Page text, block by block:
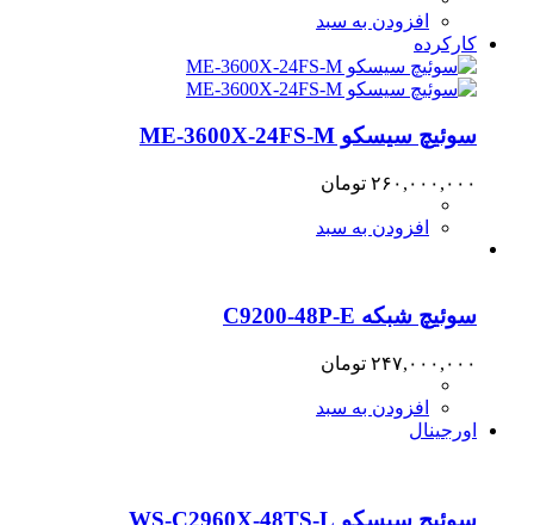
افزودن به سبد
کارکرده
سوئیچ سیسکو ME-3600X-24FS-M
۲۶۰,۰۰۰,۰۰۰ تومان
افزودن به سبد
سوئیچ شبکه C9200-48P-E
۲۴۷,۰۰۰,۰۰۰ تومان
افزودن به سبد
اورجینال
سوئیچ سیسکو WS-C2960X-48TS-L